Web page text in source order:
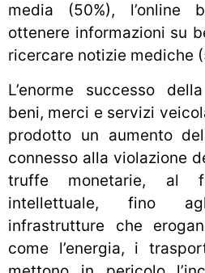
media (50%), l’online
ottenere informazioni su
ricercare notizie mediche
L’enorme successo
beni, merci e servizi
prodotto un aumento
connesso alla violazione
truffe monetarie, al
intellettuale, fino
infrastrutture che
come l’energia, i